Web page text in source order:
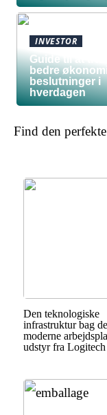
INVESTOR
Guide til at
bedre
beslutninger i
hverdagen
Find den
Den teknologiske
infrastruktur bag
moderne
udstyr fra Logitech